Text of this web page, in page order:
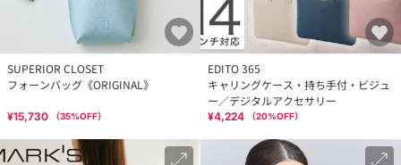
SUPERIOR CLOSET
フォーンバッグ《ORIGINAL》
¥15,730 （35%OFF）
EDITO 365
キャリングケース・持ち手付・ビジュ
ー／デジタルアクセサリー
¥4,224 （20%OFF）